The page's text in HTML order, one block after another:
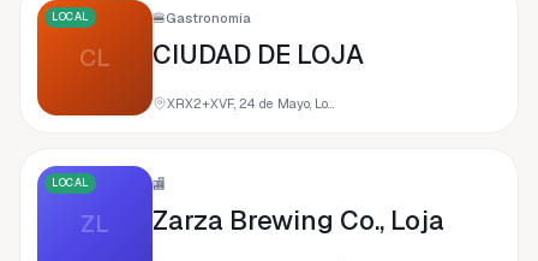
CL
LOCAL 🍔Gastronomía
CIUDAD DE LOJA
XRX2+XVF, 24 de Mayo, Loja, Ecuador
ZL
LOCAL 🏬
Zarza Brewing Co., Loja